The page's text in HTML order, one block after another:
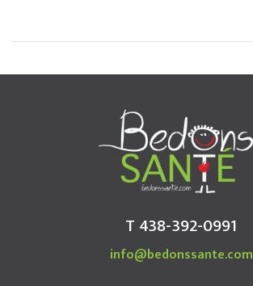
T 438-392-0991
info@bedonssante.com